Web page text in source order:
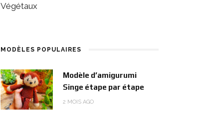
Végétaux
MODÈLES POPULAIRES
Modèle d’amigurumi
Singe étape par étape
2 MOIS AGO